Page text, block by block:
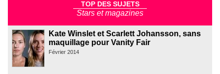
TOP DES SUJETS
Stars et magazines
Kate Winslet et Scarlett Johansson, sans
maquillage pour Vanity Fair
Février 2014